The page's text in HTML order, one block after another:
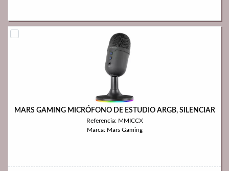
MARS GAMING MICRÓFONO DE ESTUDIO ARGB, SILENCIAR
Referencia: MMICCX
Marca: Mars Gaming